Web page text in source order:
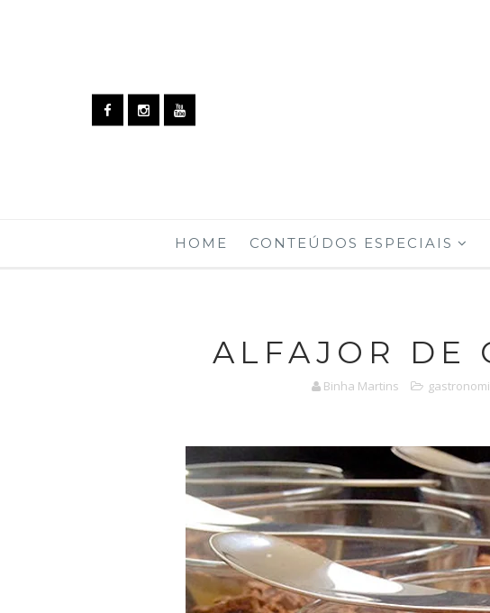
HOME CONTEÚDOS ESPECIAIS
ALFAJOR DE
Binha Martins